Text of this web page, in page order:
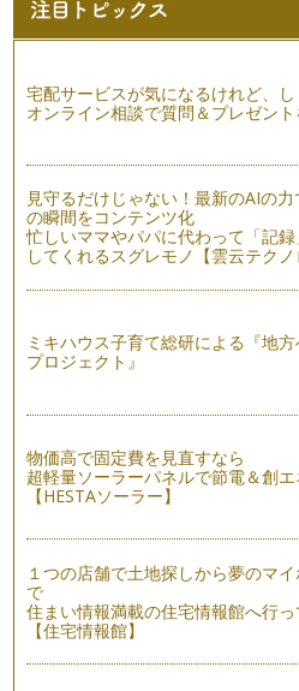
海外発のアイテムで、昨年から日
「ジャイアントペーパーフラワー
難しいテクニックはいらない！バ
ィネート
年が明けるとあっという間に日が
今年のお正月はコレ！１００均ア
もてなしアイデア
日本の伝統行事のひとつである「
デアでお子様にも楽しく伝承して
こういうかわいいのは女の子向け
多いのではないでしょ…
お子様が好きなものをテーマにし
か？ 大きくなった時にお誕生日会
クリスマスパーティーで楽しい思
クリスマスといえば「クリスマス
ね。ただ小さなお子様がいるとツ
クリスマスをもっと盛り上げてく
デア
パーティーグッズでは定番となり
宅配サービスが気になるけれど、し
オンライン相談で質問＆プレゼント
見守るだけじゃない！最新のAIの力
の瞬間をコンテンツ化
忙しいママやパパに代わって「記録
してくれるスグレモノ【雲云テクノ
ミキハウス子育て総研による『地
プロジェクト』
物価高で固定費を見直すなら
超軽量ソーラーパネルで節電＆創
【HESTAソーラー】
１つの店舗で土地探しから夢のマ
で
住まい情報満載の住宅情報館へ行っ
【住宅情報館】